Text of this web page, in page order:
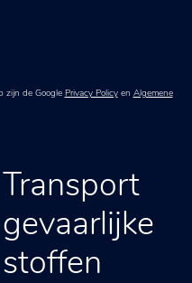
zijn de Google Privacy Policyen Algemene
Transport
gevaarlijke
stoffen